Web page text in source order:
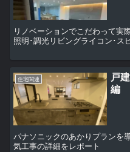
リノベーションでこだわって実
照明･調光リビングライコン･ス
住宅関連
戸
編
パナソニックのあかりプランを
気工事の詳細をレポート